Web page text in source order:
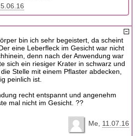
bin ich sehr begeistert, da scheint
eine Leberfleck im Gesicht war nicht
denn nach der Anwendung war
sich ein riesiger Krater in schwarz und
Stelle mit einem Pflaster abdecken,
peinlich ist.
recht entspannt und angenehm
mal nicht im Gesicht. ??
Me 11.07.16